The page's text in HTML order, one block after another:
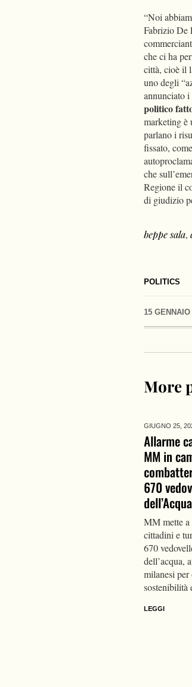
POLITICS
15 GENNAIO
“Noi
Fabrizio De
che ci ha
città, cioè il
uno degli
annunciato
politico
marketing è
parlano i
fissato,
che
Regione il
di giudizio
beppe sala,
More
GIUGNO 25,
Allarme
MM in
670
dell’Acqua
MM mette a
cittadini e
670
dell’acqua,
milanesi
sostenibilità
LEGGI